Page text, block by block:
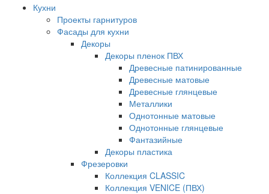
Кухни
Проекты гарнитуров
Фасады для кухни
Декоры
Декоры пленок ПВХ
Древесные патинированные
Древесные матовые
Древесные глянцевые
Металлики
Однотонные матовые
Однотонные глянцевые
Фантазийные
Декоры пластика
Фрезеровки
Коллекция CLASSIC
Коллекция VENICE (ПВХ)